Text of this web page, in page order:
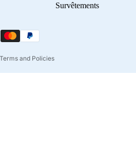
Survêtements
Terms and Policies
Legal notice